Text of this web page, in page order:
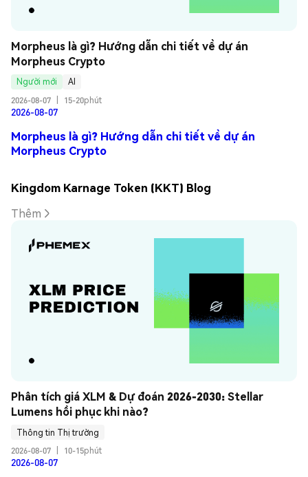
Morpheus là gì? Hướng dẫn chi tiết về dự án
Morpheus Crypto
Người mới
AI
2026-08-07
15-20phút
2026-08-07
Morpheus là gì? Hướng dẫn chi tiết về dự án
Morpheus Crypto
Kingdom Karnage Token (KKT) Blog
Thêm
Phân tích giá XLM & Dự đoán 2026-2030: Stellar
Lumens hồi phục khi nào?
Thông tin Thị trường
2026-08-07
10-15phút
2026-08-07